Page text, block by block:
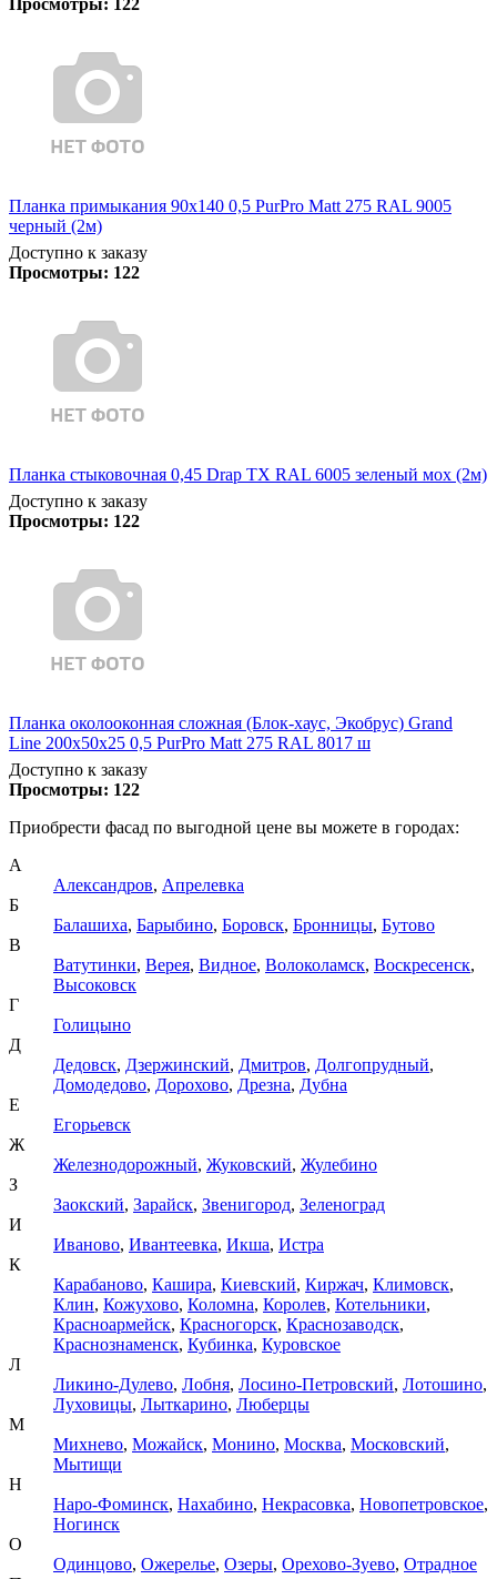
Планка примыкания 90х140 0,5 PurPro Matt 275 RAL 9005
черный (2м)
Доступно к заказу
Просмотры: 122
Планка стыковочная 0,45 Drap TX RAL 6005 зеленый мох (2м)
Доступно к заказу
Просмотры: 122
Планка околооконная сложная (Блок-хаус, Экобрус) Grand
Line 200х50х25 0,5 PurPro Matt 275 RAL 8017 ш
Доступно к заказу
Просмотры: 122
Приобрести фасад по выгодной цене вы можете в городах:
А
Александров, Апрелевка
Б
Балашиха, Барыбино, Боровск, Бронницы, Бутово
В
Ватутинки, Верея, Видное, Волоколамск, Воскресенск,
Высоковск
Г
Голицыно
Д
Дедовск, Дзержинский, Дмитров, Долгопрудный,
Домодедово, Дорохово, Дрезна, Дубна
Е
Егорьевск
Ж
Железнодорожный, Жуковский, Жулебино
З
Заокский, Зарайск, Звенигород, Зеленоград
И
Иваново, Ивантеевка, Икша, Истра
К
Карабаново, Кашира, Киевский, Киржач, Климовск,
Клин, Кожухово, Коломна, Королев, Котельники,
Красноармейск, Красногорск, Краснозаводск,
Краснознаменск, Кубинка, Куровское
Л
Ликино-Дулево, Лобня, Лосино-Петровский, Лотошино,
Луховицы, Лыткарино, Люберцы
М
Михнево, Можайск, Монино, Москва, Московский,
Мытищи
Н
Наро-Фоминск, Нахабино, Некрасовка, Новопетровское,
Ногинск
О
Одинцово, Ожерелье, Озеры, Орехово-Зуево, Отрадное